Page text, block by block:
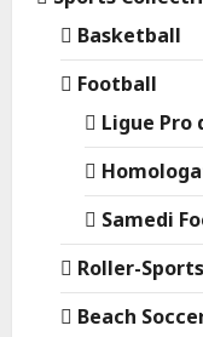
Basketball
Football
Ligue Pro
Samedi
Roller-Sports
Beach